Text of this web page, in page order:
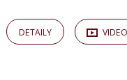
DETAILY VIDEO